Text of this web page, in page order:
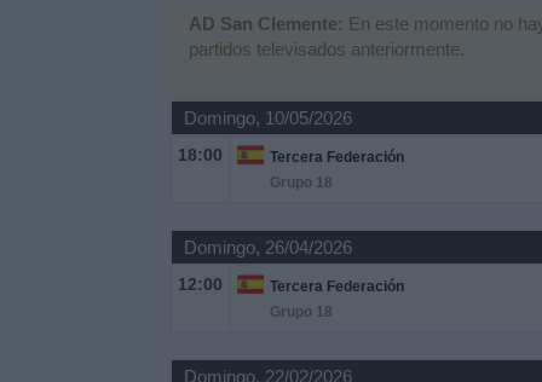
AD San Clemente: En este momento no
partidos televisados anteriormente.
Domingo, 10/05/2026
18:00
Tercera Federación
Grupo 18
Domingo, 26/04/2026
12:00
Tercera Federación
Grupo 18
Domingo, 22/02/2026